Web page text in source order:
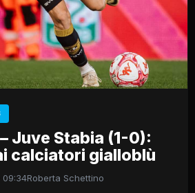
Juve Stabia (1-0):
calciatori gialloblù
09:34Roberta Schettino